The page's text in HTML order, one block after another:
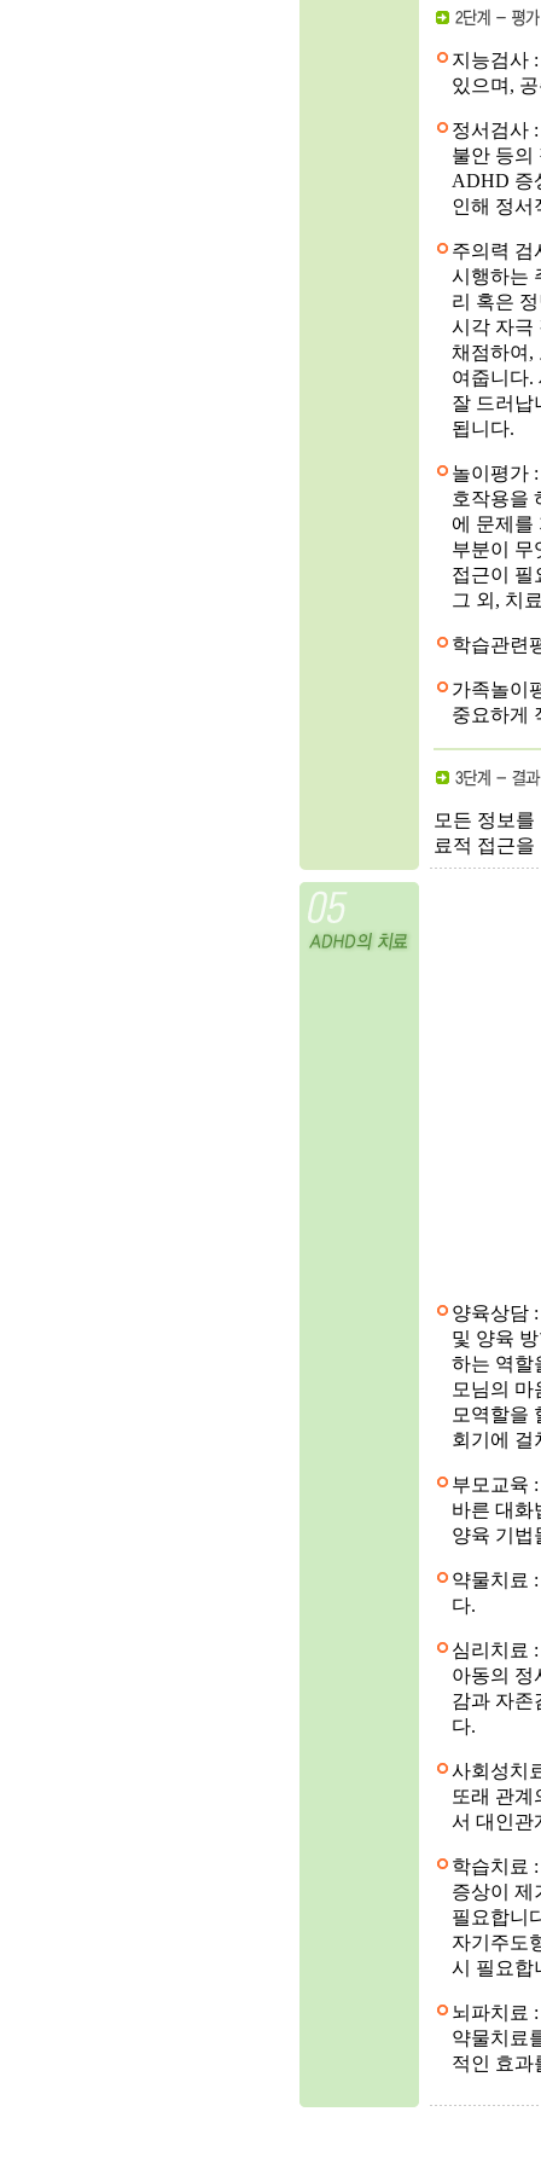
지능검사
있으며,
정서검사
불안 등의
ADHD 증
인해 정서
주의력 검
시행하는
리 혹은
시각 자극
채점하여,
여줍니다.
잘 드러납
됩니다.
놀이평가
호작용을
에 문제를
부분이 무
접근이 필
그 외, 치
학습관련
가족놀이
중요하게
모든 정보
료적 접근
양육상담
및 양육
하는 역할
모님의
모역할을
회기에 걸
부모교육
바른 대화
양육 기법
약물치료
다.
심리치료
아동의 정
감과 자존
다.
사회성치
또래 관계
서 대인관
학습치료
증상이 제
필요합니
자기주도
시 필요합
뇌파치료
약물치료
적인 효과